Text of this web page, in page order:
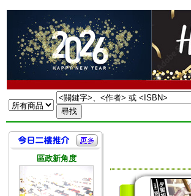
區政新角度